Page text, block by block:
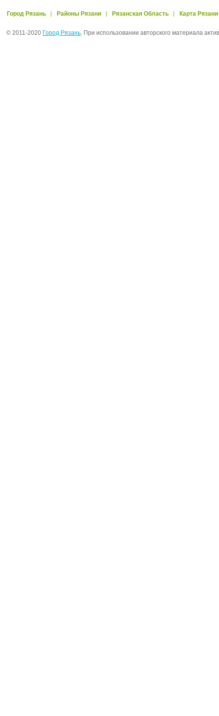
Город Рязань Районы Рязани Рязанская Область Карта Рязани
© 2011-2020 Город Рязань. При использовании авторского материала